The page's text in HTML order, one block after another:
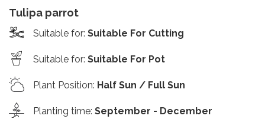
Tulipa parrot
Suitable for: Suitable For Cutting
Suitable for: Suitable For Pot
Plant Position: Half Sun / Full Sun
Planting time: September - December